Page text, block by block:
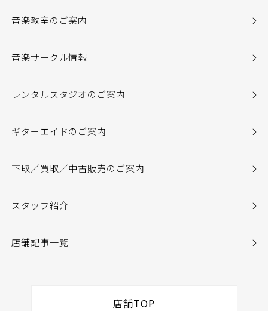
音楽教室のご案内
音楽サークル情報
レンタルスタジオのご案内
ギターエイドのご案内
下取／買取／中古販売のご案内
スタッフ紹介
店舗記事一覧
店舗TOP